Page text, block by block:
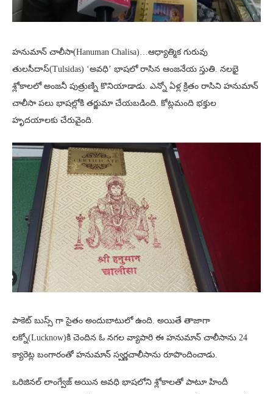
హనుమాన్ చాలీసా(Hanuman Chalisa)…ఆధ్యాత్మిక గురువు
తులసీదాస్(Tulsidas) ‘అవధి’ భాషలో రాసిన ఆంజనేయ స్తుతి. నలభై
శ్లోకాలలో అంజనీ పుత్రుణ్ని కొనియాడాడు. ఎన్నో ఏళ్ల క్రితం రాసిని హనుమాన్
చాలీసా పలు భాషల్లోకి తర్జుమా చేయబడింది. కోట్లమంది భక్తుల
హృదయాలకు చేరువైంది.
పాకెట్ బుస్స్ గా సైతం అందుబాటులో ఉంది. అయితే తాజాగా
లక్నో(Lucknow)కి చెందిన ఓ నగల వ్యాపారి ఈ హనుమాన్ చాలీసాను 24
క్యారెట్ల బంగారంతో హనుమాన్ స్వర్ణచాలీసాను రూపొందించాడు.
ఒరిజినల్ లాంగ్వేజ్ అయిన అవధి భాషలోని శ్లోకాలతో పాటూ హిందీ